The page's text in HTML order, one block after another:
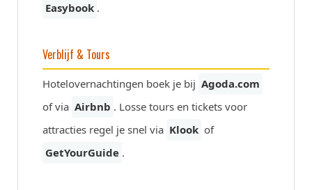
Easybook .
Verblijf & Tours
Hotelovernachtingen boek je bij Agoda.com
of via Airbnb . Losse tours en tickets voor
attracties regel je snel via Klook of
GetYourGuide .